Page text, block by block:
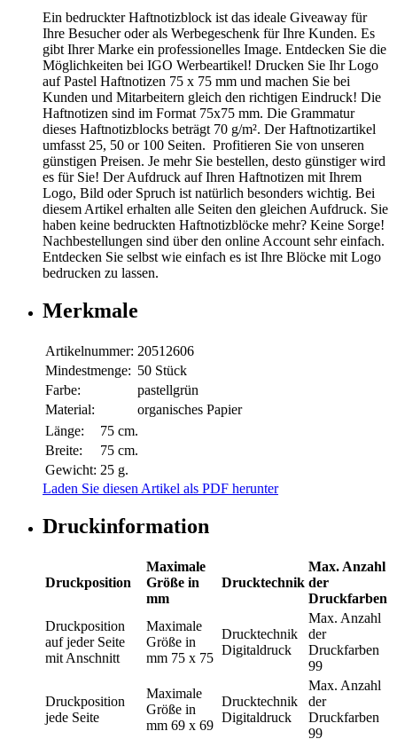
Ein bedruckter Haftnotizblock ist das ideale Giveaway für
Ihre Besucher oder als Werbegeschenk für Ihre Kunden. Es
gibt Ihrer Marke ein professionelles Image. Entdecken Sie die
Möglichkeiten bei IGO Werbeartikel! Drucken Sie Ihr Logo
auf Pastel Haftnotizen 75 x 75 mm und machen Sie bei
Kunden und Mitarbeitern gleich den richtigen Eindruck! Die
Haftnotizen sind im Format 75x75 mm. Die Grammatur
dieses Haftnotizblocks beträgt 70 g/m². Der Haftnotizartikel
umfasst 25, 50 or 100 Seiten. Profitieren Sie von unseren
günstigen Preisen. Je mehr Sie bestellen, desto günstiger wird
es für Sie! Der Aufdruck auf Ihren Haftnotizen mit Ihrem
Logo, Bild oder Spruch ist natürlich besonders wichtig. Bei
diesem Artikel erhalten alle Seiten den gleichen Aufdruck. Sie
haben keine bedruckten Haftnotizblöcke mehr? Keine Sorge!
Nachbestellungen sind über den online Account sehr einfach.
Entdecken Sie selbst wie einfach es ist Ihre Blöcke mit Logo
bedrucken zu lassen.
Merkmale
Artikelnummer: 20512606
Mindestmenge: 50 Stück
Farbe:
pastellgrün
Material:
organisches Papier
Länge:
75 cm.
Breite:
75 cm.
Gewicht: 25 g.
Laden Sie diesen Artikel als PDF herunter
Druckinformation
Druckposition
Maximale
Größe in
mm
Drucktechnik
Max. Anzahl
der
Druckfarben
Druckposition
auf jeder Seite
mit Anschnitt
Maximale
Größe in
mm 75 x 75
Drucktechnik
Digitaldruck
Max. Anzahl
der
Druckfarben
99
Druckposition
jede Seite
Maximale
Größe in
mm 69 x 69
Drucktechnik
Digitaldruck
Max. Anzahl
der
Druckfarben
99